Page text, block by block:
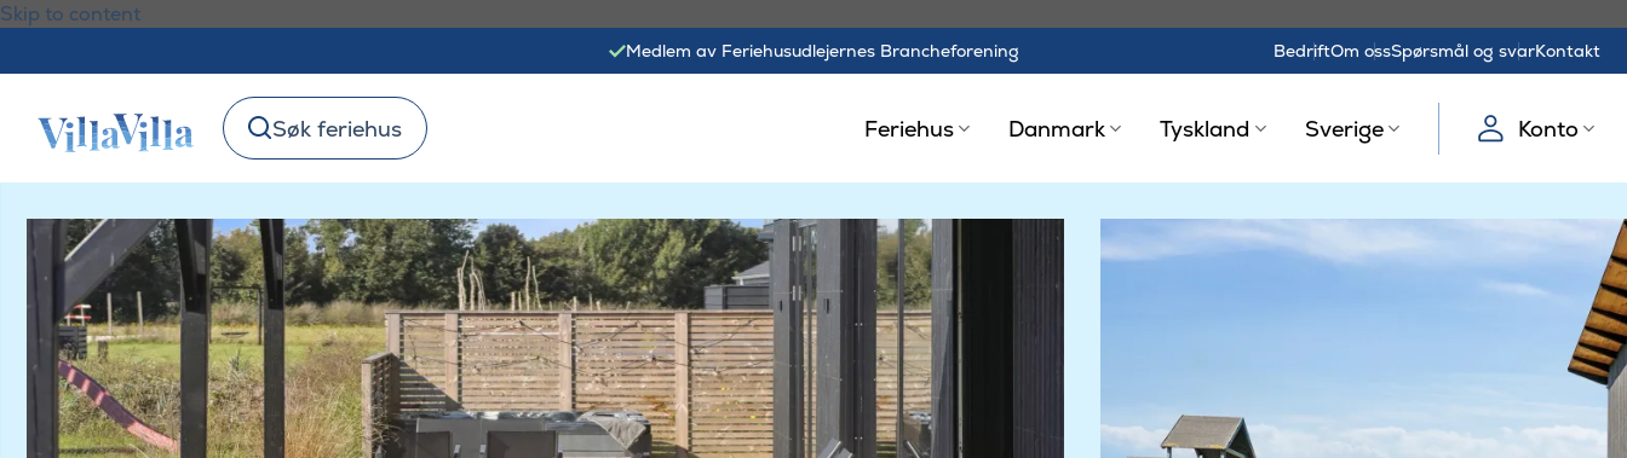
Skip to content
Medlem av Feriehusudlejernes Brancheforening BedriftOm ossSpørsmål og svarKontakt
Søk feriehus Feriehus Danmark Tyskland Sverige Konto